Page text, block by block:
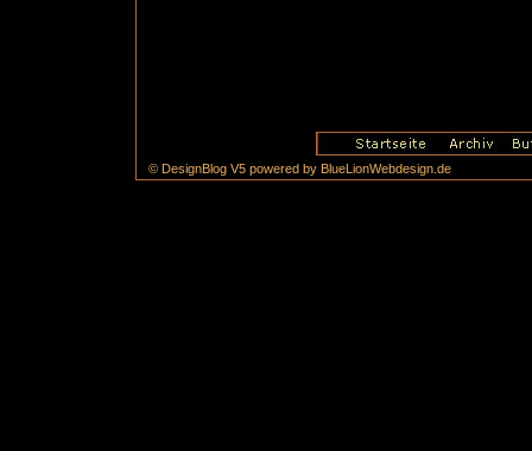
© DesignBlog V5 powered by BlueLionWebdesign.de